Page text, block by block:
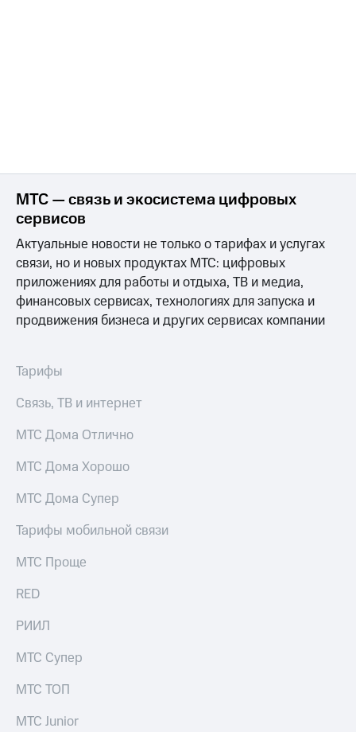
МТС — связь и экосистема цифровых
сервисов
Актуальные новости не только о тарифах и услугах
связи, но и новых продуктах МТС: цифровых
приложениях для работы и отдыха, ТВ и медиа,
финансовых сервисах, технологиях для запуска и
продвижения бизнеса и других сервисах компании
Тарифы
Связь, ТВ и интернет
МТС Дома Отлично
МТС Дома Хорошо
МТС Дома Супер
Тарифы мобильной связи
МТС Проще
RED
РИИЛ
МТС Супер
МТС ТОП
МТС Junior